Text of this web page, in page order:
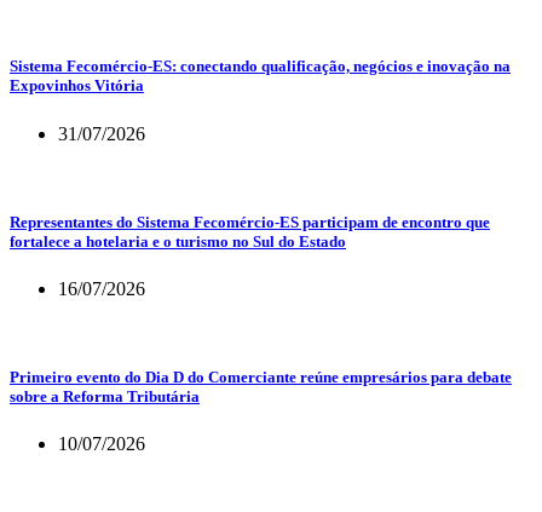
Sistema Fecomércio-ES: conectando qualificação, negócios e inovação na
Expovinhos Vitória
31/07/2026
Representantes do Sistema Fecomércio-ES participam de encontro que
fortalece a hotelaria e o turismo no Sul do Estado
16/07/2026
Primeiro evento do Dia D do Comerciante reúne empresários para debate
sobre a Reforma Tributária
10/07/2026